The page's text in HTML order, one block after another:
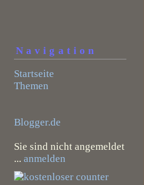
Navigation
Startseite
Themen
Blogger.de
Sie sind nicht angemeldet
... anmelden